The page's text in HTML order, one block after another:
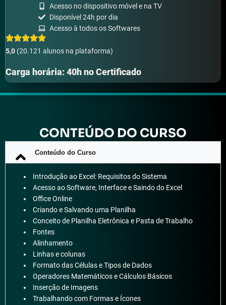
Acesso no dispositivo móvel e na TV
Disponível 24h por dia
Acesso à todos os Softwares
5,0 (20.121 alunos na plataforma)
Carga horária: 40h no Certificado
CONTEÚDO DO CURSO
Conteúdo do Curso
Introdução ao Excel: Requisitos do Sistema
Acesso ao Software, Interface e Saindo do Excel
Office Online
Criando e Salvando uma Planilha
Conceito de Planilha Eletrônica e Pasta de Trabalho
Fontes
Alinhamento
Linhas e colunas
Formato das Células e Tipos de Dados
Operadores Matemáticos e Cálculos Básicos
Inserção de Imagens
Trabalhando com Formas e Ícones